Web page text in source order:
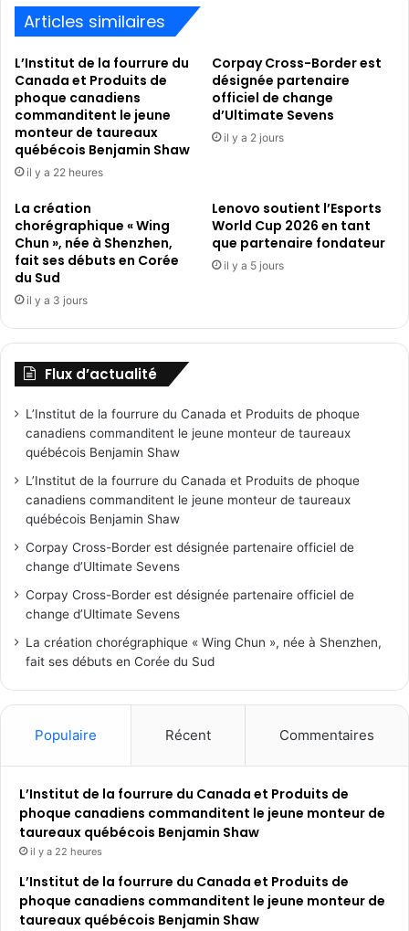
la
F1®
cancer
collaboration
avec
la
légende
du
football
Howard
Articles similaires
L’Institut de la fourrure du
Canada et Produits de
phoque canadiens
commanditent le jeune
monteur de taureaux
québécois Benjamin Shaw
il y a 22 heures
Corpay Cross-Border est
désignée partenaire
officiel de change
d’Ultimate Sevens
il y a 2 jours
La création
chorégraphique « Wing
Chun », née à Shenzhen,
fait ses débuts en Corée
du Sud
il y a 3 jours
Lenovo soutient l’Esports
World Cup 2026 en tant
que partenaire fondateur
il y a 5 jours
Flux d’actualité
L’Institut de la fourrure du Canada et Produits de phoque
canadiens commanditent le jeune monteur de taureaux
québécois Benjamin Shaw
L’Institut de la fourrure du Canada et Produits de phoque
canadiens commanditent le jeune monteur de taureaux
québécois Benjamin Shaw
Corpay Cross-Border est désignée partenaire officiel de
change d’Ultimate Sevens
Corpay Cross-Border est désignée partenaire officiel de
change d’Ultimate Sevens
La création chorégraphique « Wing Chun », née à Shenzhen,
fait ses débuts en Corée du Sud
Populaire Récent Commentaires
L’Institut de la fourrure du Canada et Produits de
phoque canadiens commanditent le jeune monteur de
taureaux québécois Benjamin Shaw
il y a 22 heures
L’Institut de la fourrure du Canada et Produits de
phoque canadiens commanditent le jeune monteur de
taureaux québécois Benjamin Shaw